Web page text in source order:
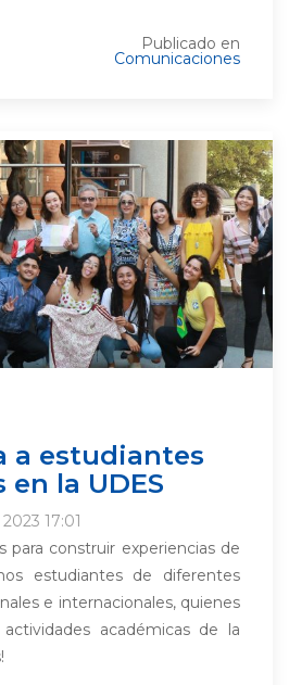
Publicado en
Comunicaciones
a estudiantes
la UDES
17:01
para construir experiencias de
estudiantes de diferentes
e internacionales, quienes
académicas de la